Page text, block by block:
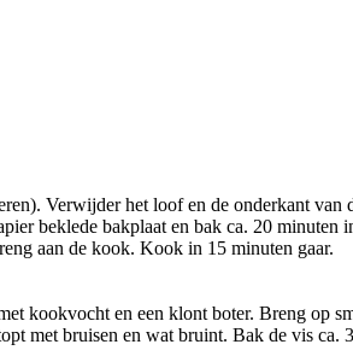
Verwijder het loof en de onderkant
beklede bakplaat en bak ca. 20 minuten
aan de kook. Kook in 15 minuten gaar.
kookvocht en een klont boter. Breng op
met bruisen en wat bruint. Bak de vis ca.